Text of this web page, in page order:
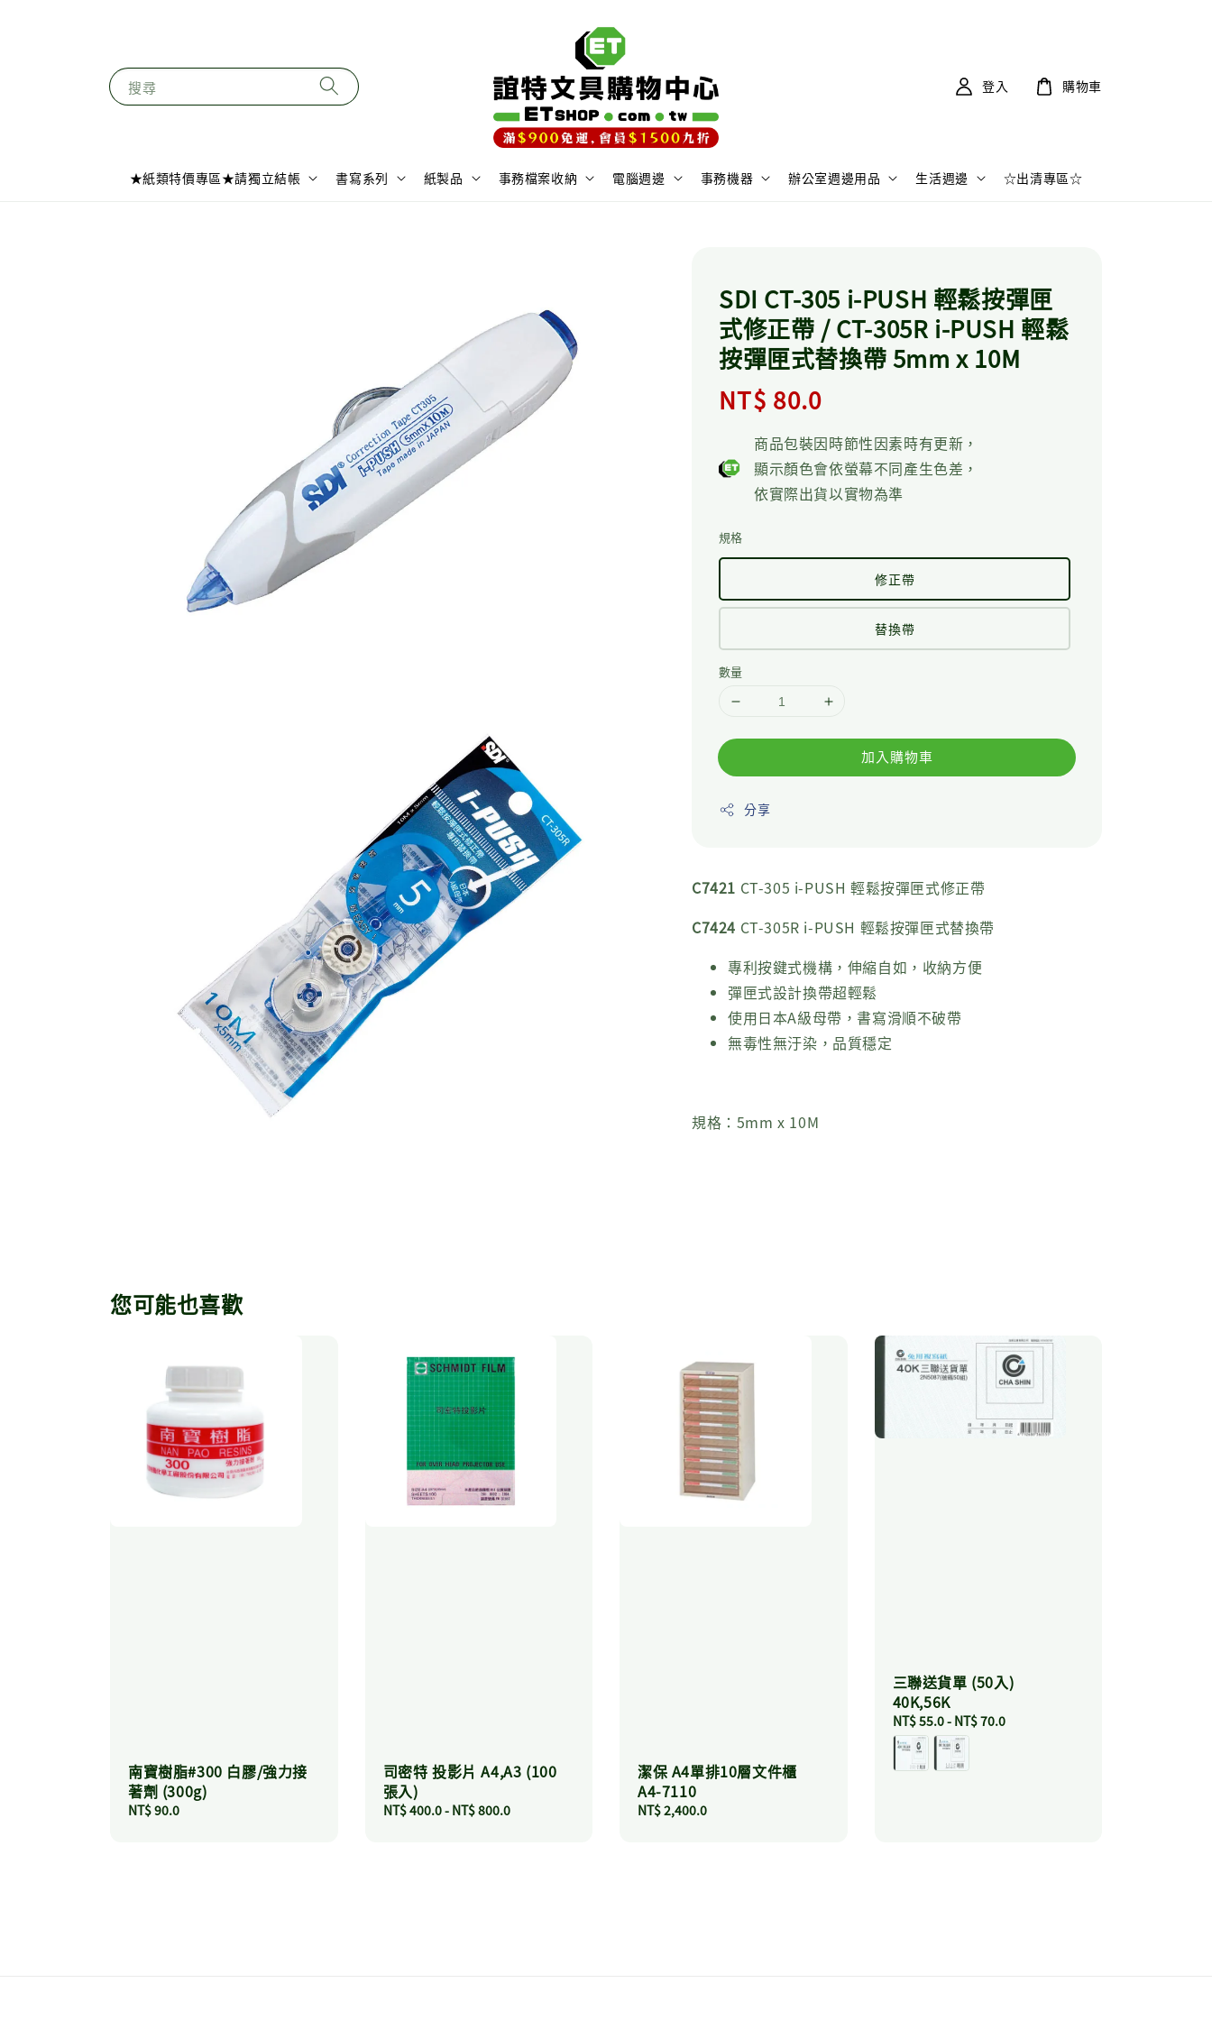
搜尋
★紙類特價專區★請獨立結帳 書寫系列 紙製品 事務檔案收納 電腦週邊 事務機器 辦公室週邊用品 生活週邊 ☆出清專區☆
登入 購物車
SDI CT-305 i-PUSH 輕鬆按彈匣
式修正帶 / CT-305R i-PUSH 輕鬆
按彈匣式替換帶 5mm x 10M
Regular
price
NT$ 80.0
商品包裝因時節性因素時有更新，
顯示顏色會依螢幕不同產生色差，
依實際出貨以實物為準
規格
修正帶
替換帶
數量
加入購物車
分享
C7421 CT-305 i-PUSH 輕鬆按彈匣式修正帶
C7424 CT-305R i-PUSH 輕鬆按彈匣式替換帶
專利按鍵式機構，伸縮自如，收納方便
彈匣式設計換帶超輕鬆
使用日本A級母帶，書寫滑順不破帶
無毒性無汙染，品質穩定
規格：5mm x 10M
您可能也喜歡
南寶樹脂#300 白膠/強力接
著劑 (300g)
Regular
NT$ 90.0
司密特 投影片 A4,A3 (100
張入)
Regular
NT$ 400.0- NT$ 800.0
潔保 A4單排10層文件櫃
A4-7110
Regular
NT$ 2,400.0
三聯送貨單 (50入)
40K,56K
Regular
price
NT$ 55.0- NT$ 70.0